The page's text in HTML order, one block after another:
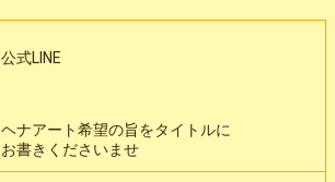
公式LINE
ヘナアート希望の旨をタイトルに
お書きくださいませ